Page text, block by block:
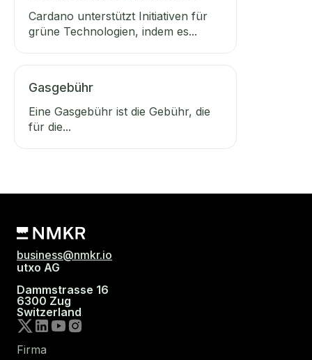
Cardano unterstützt Initiativen für
grüne Technologien, indem es...
Gasgebühr
Eine Gasgebühr ist die Gebühr, die
für die...
business@nmkr.io
utxo AG
Dammstrasse 16
6300 Zug
Switzerland
Firma